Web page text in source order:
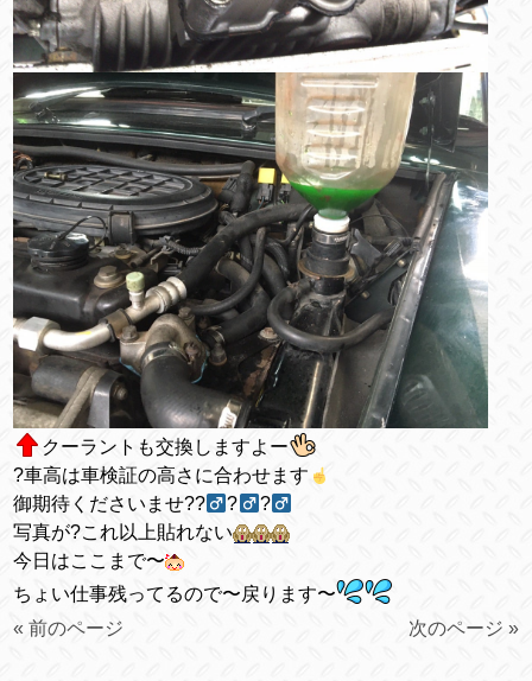
クーラントも交換しますよー
?車高は車検証の高さに合わせます
御期待くださいませ??‍
?‍
?‍
写真が?これ以上貼れない
今日はここまで〜
ちょい仕事残ってるので〜戻ります〜
« 前のページ
次のページ »